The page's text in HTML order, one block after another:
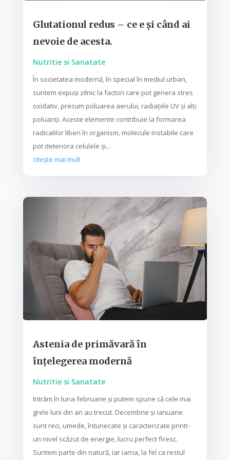
Glutationul redus – ce e și când ai
nevoie de acesta.
Nutritie si Sanatate
În societatea modernă, în special în mediul urban,
suntem expuși zilnic la factori care pot genera stres
oxidativ, precum poluarea aerului, radiațiile UV și alți
poluanți. Aceste elemente contribuie la formarea
radicalilor liberi în organism, molecule instabile care
pot deteriora celulele și...
citește mai mult
Astenia de primăvară în
înțelegerea modernă
Nutritie si Sanatate
Intrăm în luna februarie și putem spune că cele mai
grele luni din an au trecut. Decembrie și ianuarie
sunt reci, umede, întunecate și caracterizate printr-
un nivel scăzut de energie, lucru perfect firesc.
Suntem parte din natură, iar iarna, la fel ca restul